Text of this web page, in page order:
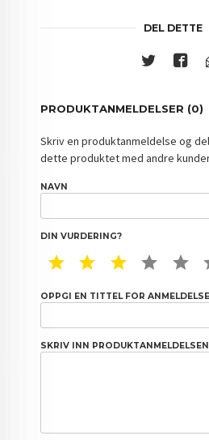
DEL DETTE
PRODUKTANMELDELSER (0)
Skriv en produktanmeldelse og
dette produktet med andre
NAVN
DIN VURDERING?
1 STAR2 STAR3 STAR
4 5
OPPGI EN TITTEL FOR
SKRIV INN